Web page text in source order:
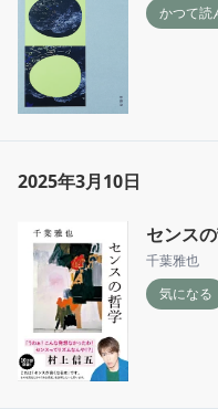
かつて読
2025年3月10日
センス
千葉雅也
気になる